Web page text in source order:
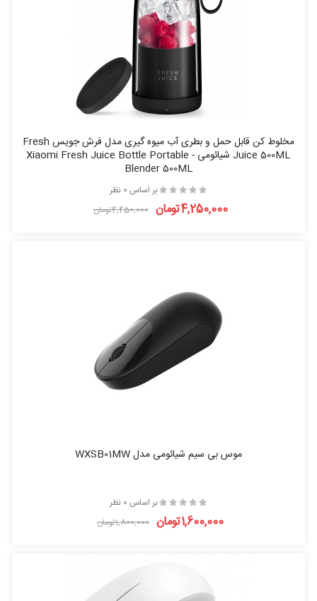
مخلوط کن قابل حمل و بطری آب میوه گیری مدل فرش جویس Fresh
Juice 500ML شیائومی - Xiaomi Fresh Juice Bottle Portable
Blender 500ML
بر اساس 0 نظر
4,250,000تومان 4,450,000تومان
موس بی‌ سیم شیائومی مدل WXSB01MW
بر اساس 0 نظر
1,600,000تومان 1,800,000تومان